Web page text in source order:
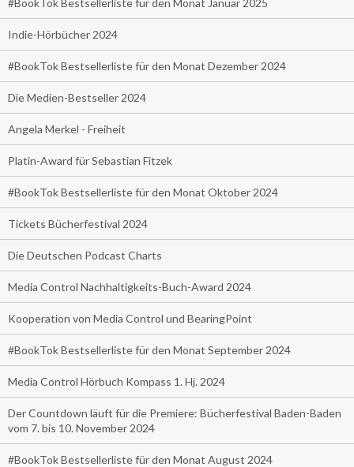
Indie-Hörbücher 2024
#BookTok Bestsellerliste für den Monat Dezember 2024
Die Medien-Bestseller 2024
Angela Merkel - Freiheit
Platin-Award für Sebastian Fitzek
#BookTok Bestsellerliste für den Monat Oktober 2024
Tickets Bücherfestival 2024
Die Deutschen Podcast Charts
Media Control Nachhaltigkeits-Buch-Award 2024
Kooperation von Media Control und BearingPoint
#BookTok Bestsellerliste für den Monat September 2024
Media Control Hörbuch Kompass 1. Hj. 2024
Der Countdown läuft für die Premiere: Bücherfestival Baden-Baden
vom 7. bis 10. November 2024
#BookTok Bestsellerliste für den Monat August 2024